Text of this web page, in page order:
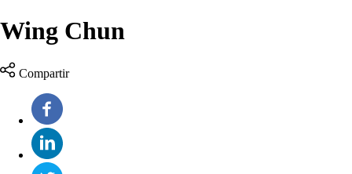
Wing Chun
Compartir